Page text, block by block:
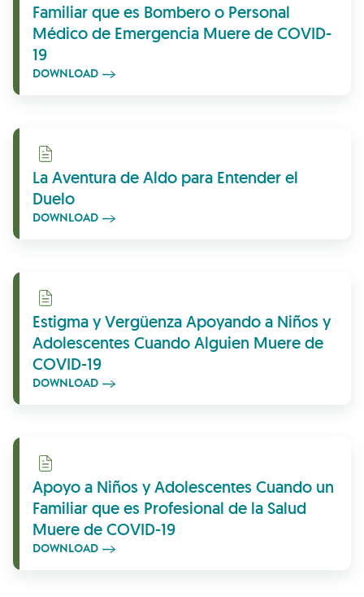
Familiar que es Bombero o Personal
Médico de Emergencia Muere de COVID-
19
DOWNLOAD
Download
La Aventura de Aldo para Entender el
Duelo
DOWNLOAD
Download
Estigma y Vergüenza Apoyando a Niños y
Adolescentes Cuando Alguien Muere de
COVID-19
DOWNLOAD
Download
Apoyo a Niños y Adolescentes Cuando un
Familiar que es Profesional de la Salud
Muere de COVID-19
DOWNLOAD